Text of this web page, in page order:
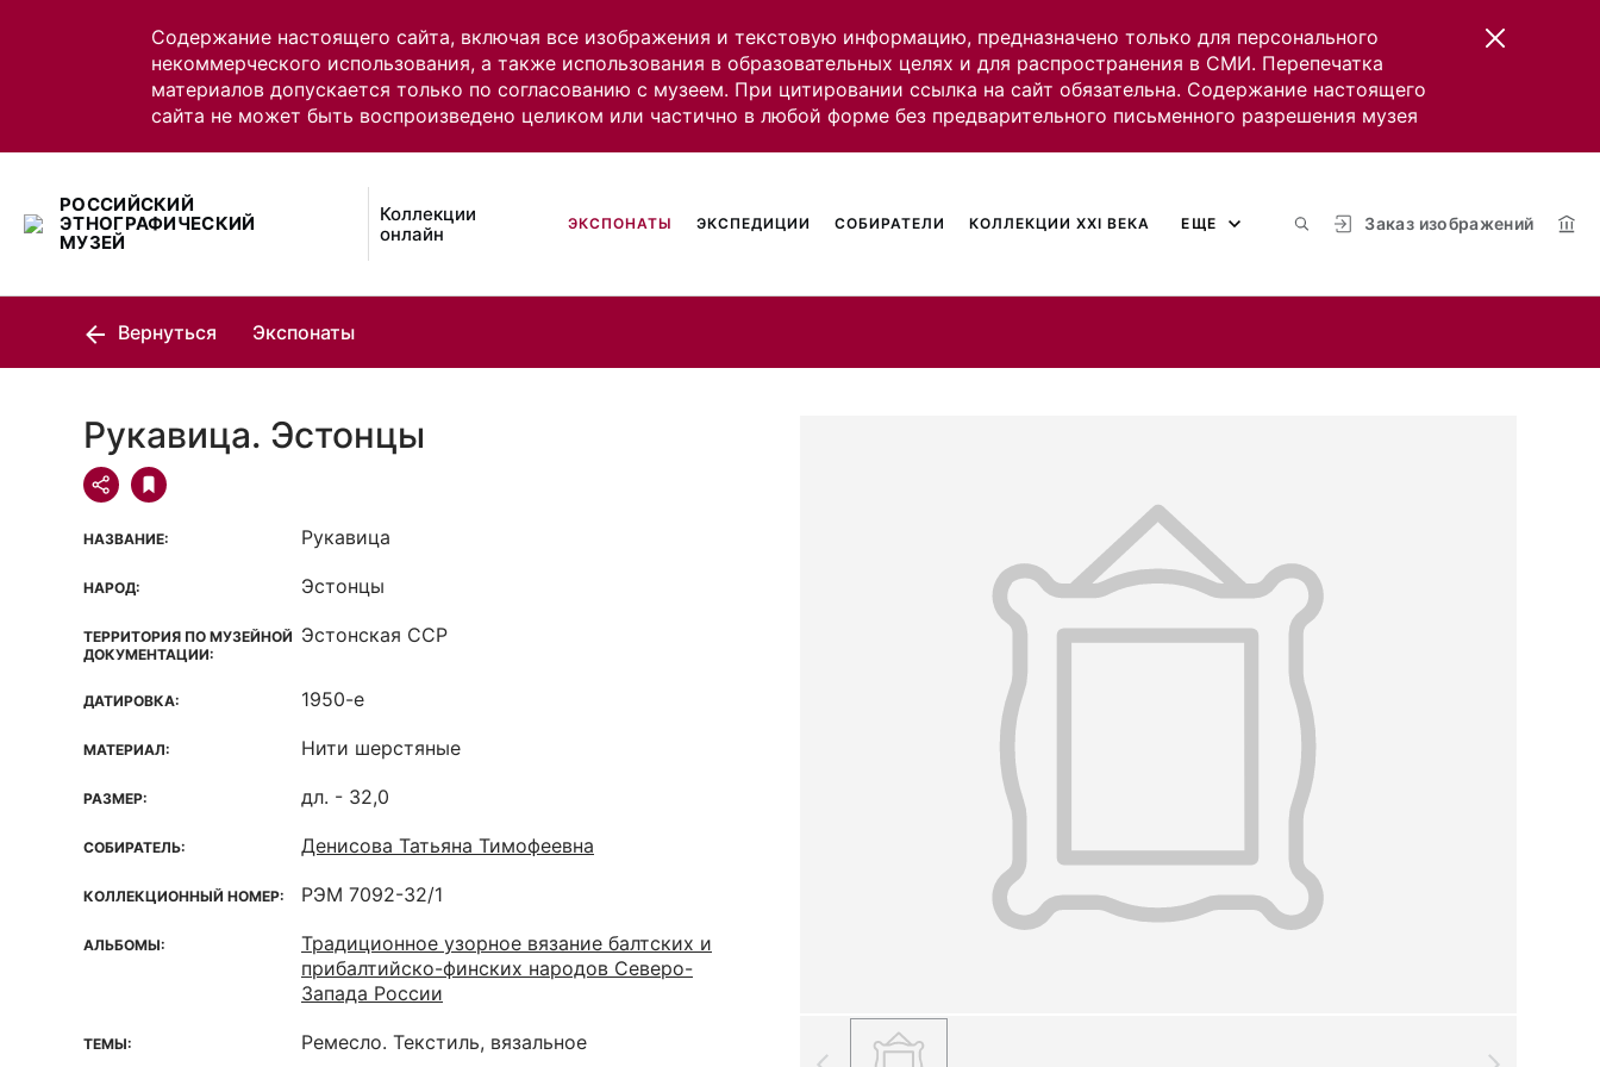
Содержание настоящего сайта, включая все изображения и текстовую информацию, предназначено только для персонального
некоммерческого использования, а также использования в образовательных целях и для распространения в СМИ. Перепечатка
материалов допускается только по согласованию с музеем. При цитировании ссылка на сайт обязательна. Содержание настоящего
сайта не может быть воспроизведено целиком или частично в любой форме без предварительного письменного разрешения музея
РОССИЙСКИЙ
ЭТНОГРАФИЧЕСКИЙ
МУЗЕЙ
Коллекции
онлайн
Заказ изображений
ЭКСПОНАТЫ ЭКСПЕДИЦИИ СОБИРАТЕЛИ КОЛЛЕКЦИИ XXI ВЕКА ЕЩЕ
Вернуться Экспонаты
Рукавица. Эстонцы
НАЗВАНИЕ: Рукавица
НАРОД: Эстонцы
ТЕРРИТОРИЯ ПО МУЗЕЙНОЙ
ДОКУМЕНТАЦИИ:
Эстонская ССР
ДАТИРОВКА: 1950-е
МАТЕРИАЛ: Нити шерстяные
РАЗМЕР: дл. - 32,0
СОБИРАТЕЛЬ: Денисова Татьяна Тимофеевна
КОЛЛЕКЦИОННЫЙ НОМЕР: РЭМ 7092-32/1
АЛЬБОМЫ:
Традиционное узорное вязание балтских и
прибалтийско-финских народов Северо-
Запада России
ТЕМЫ: Ремесло. Текстиль, вязальное